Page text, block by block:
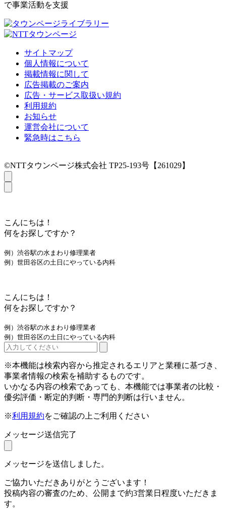
で事業活動を支援
サイトマップ
個人情報について
掲載情報に関して
広告掲載のご案内
広告・サービス取扱い規約
利用規約
お知らせ
運営会社について
緊急時はこちら
©NTTタウンページ株式会社 TP25-193号【261029】
こんにちは！
何をお探しですか？
例）渋谷駅の水まわり修理業者
例）世田谷区の土日にやっている内科
こんにちは！
何をお探しですか？
例）渋谷駅の水まわり修理業者
例）世田谷区の土日にやっている内科
※本機能は検索内容から推定されるエリアと業種に基づき、
事業者情報の検索を補助するものです。
いかなる内容の検索であっても、本機能では事業者の比較・
優劣評価・断定的判断・専門的判断は行いません。
※利用規約をご確認の上ご利用ください
メッセージ送信完了
メッセージを送信しました。
ご協力いただきありがとうございます！
投稿内容の審査のため、公開まで約3営業日程度いただきま
す。